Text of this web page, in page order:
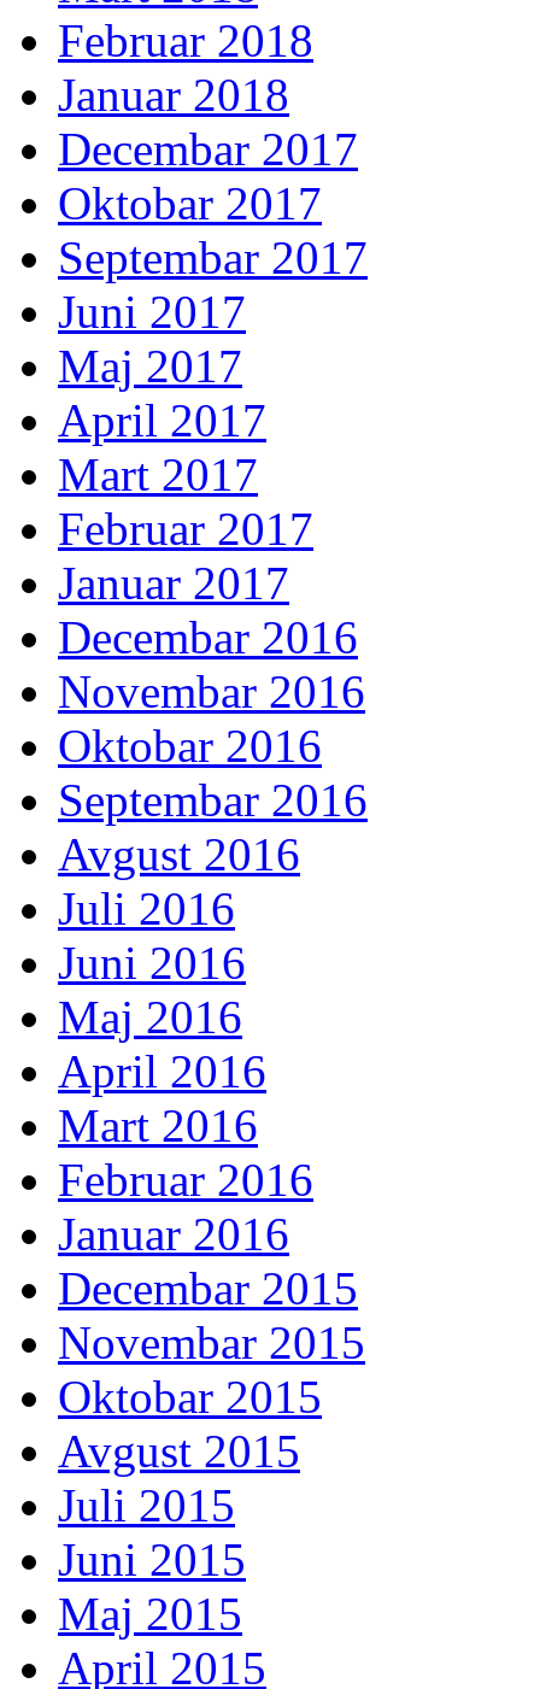
Februar 2018
Januar 2018
Decembar 2017
Oktobar 2017
Septembar 2017
Juni 2017
Maj 2017
April 2017
Mart 2017
Februar 2017
Januar 2017
Decembar 2016
Novembar 2016
Oktobar 2016
Septembar 2016
Avgust 2016
Juli 2016
Juni 2016
Maj 2016
April 2016
Mart 2016
Februar 2016
Januar 2016
Decembar 2015
Novembar 2015
Oktobar 2015
Avgust 2015
Juli 2015
Juni 2015
Maj 2015
April 2015